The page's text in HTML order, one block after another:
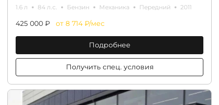
1.6 л 84 л.с. Бензин Механика Передний 2011
425 000 ₽ от 8 714 ₽/мес
Подробнее
Получить спец. условия